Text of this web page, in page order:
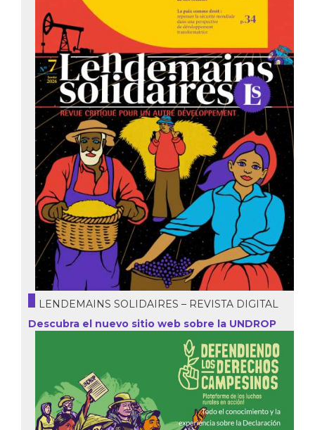
LENDEMAINS SOLIDAIRES – REVISTA DIGITAL
Descubra el nuevo sitio web sobre la UNDROP